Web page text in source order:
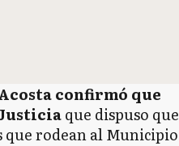
confirmó que
que dispuso que
que rodean al Municipio